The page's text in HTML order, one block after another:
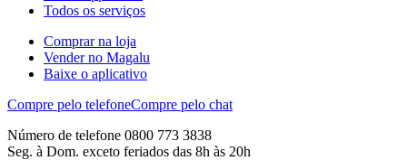
Todos os serviços
Comprar na loja
Vender no Magalu
Baixe o aplicativo
Compre pelo telefoneCompre pelo chat
Número de telefone 0800 773 3838
Seg. à Dom. exceto feriados das 8h às 20h